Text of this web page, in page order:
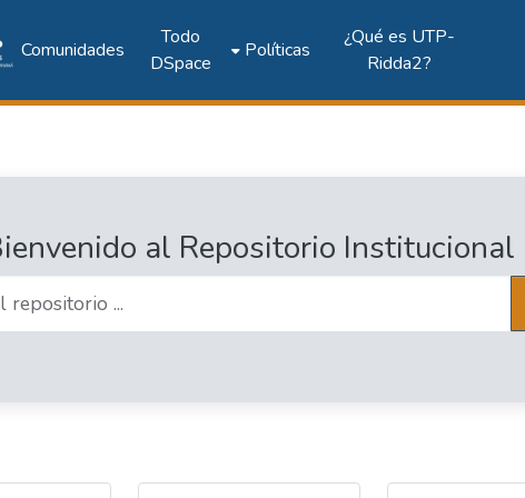
Comunidades
Todo
DSpace
Políticas
¿Qué es UTP-
Ridda2?
al Repositorio Institucional